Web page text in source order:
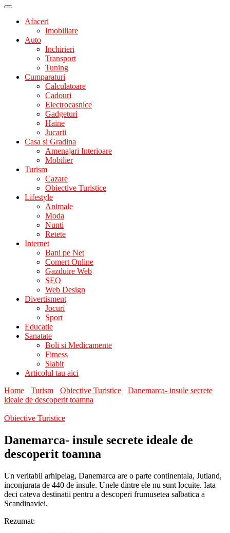
Afaceri
Imobiliare
Auto
Inchirieri
Transport
Tuning
Cumparaturi
Calculatoare
Cadouri
Electrocasnice
Gadgeturi
Haine
Jucarii
Casa si Gradina
Amenajari Interioare
Mobilier
Turism
Cazare
Obiective Turistice
Lifestyle
Animale
Moda
Nunti
Retete
Internet
Bani pe Net
Comert Online
Gazduire Web
SEO
Web Design
Divertisment
Jocuri
Sport
Educatie
Sanatate
Boli si Medicamente
Fitness
Slabit
Articolul tau aici
Home
Turism Obiective Turistice
Danemarca- insule secrete
ideale de descoperit toamna
Obiective Turistice
Danemarca- insule secrete ideale de
descoperit toamna
Un veritabil arhipelag, Danemarca are o parte continentala, Jutland,
inconjurata de 440 de insule. Unele dintre ele nu sunt locuite. Iata
deci cateva destinatii pentru a descoperi frumusetea salbatica a
Scandinaviei.
Rezumat: